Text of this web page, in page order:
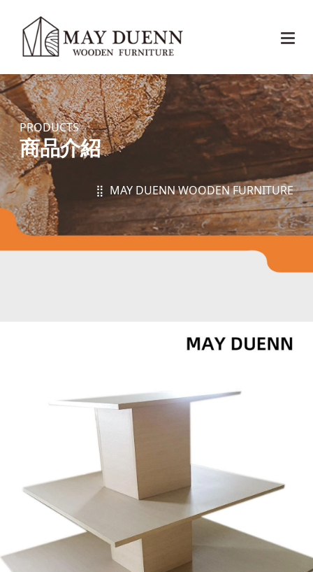
PRODUCTS
商品介紹
⣿ MAY DUENN WOODEN FURNITURE